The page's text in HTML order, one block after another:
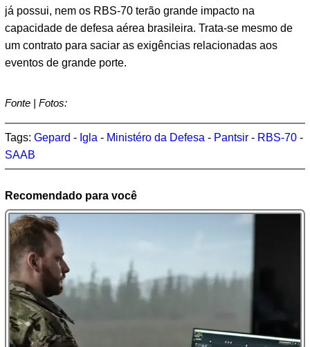
já possui, nem os RBS-70 terão grande impacto na
capacidade de defesa aérea brasileira. Trata-se mesmo de
um contrato para saciar as exigências relacionadas aos
eventos de grande porte.
Fonte | Fotos:
Tags: Gepard - Igla - Ministéro da Defesa - Pantsir - RBS-70 -
SAAB
Recomendado para você